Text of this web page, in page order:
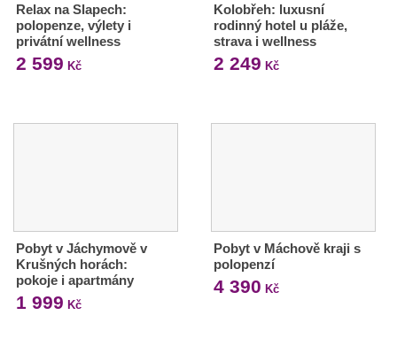
Relax na Slapech:
polopenze, výlety i
privátní wellness
2 599 Kč
Kolobřeh: luxusní
rodinný hotel u pláže,
strava i wellness
2 249 Kč
Pobyt v Jáchymově v
Krušných horách:
pokoje i apartmány
1 999 Kč
Pobyt v Máchově kraji s
polopenzí
4 390 Kč